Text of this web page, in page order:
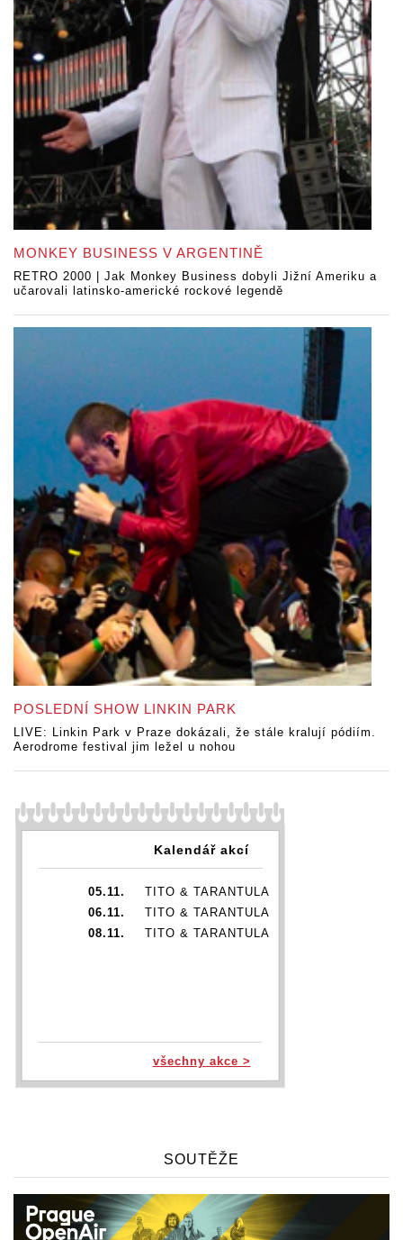
MONKEY BUSINESS V ARGENTINĚ
RETRO 2000 | Jak Monkey Business dobyli Jižní Ameriku a
učarovali latinsko-americké rockové legendě
POSLEDNÍ SHOW LINKIN PARK
LIVE: Linkin Park v Praze dokázali, že stále kralují pódiím.
Aerodrome festival jim ležel u nohou
Kalendář akcí
05.11.
TITO & TARANTULA
06.11.
TITO & TARANTULA
08.11.
TITO & TARANTULA
všechny akce >
SOUTĚŽE